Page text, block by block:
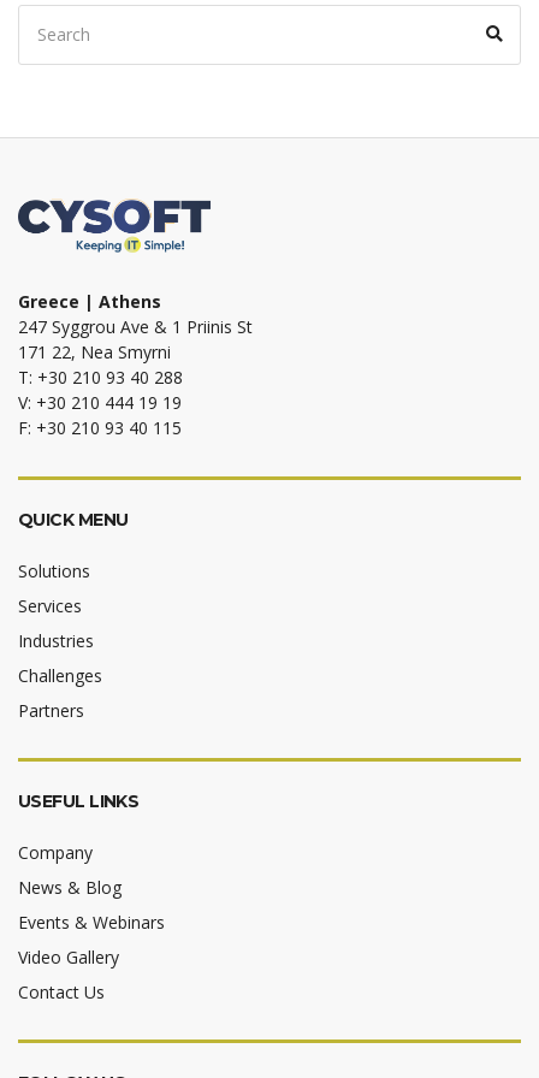
Search
for:
Greece | Athens
247 Syggrou Ave & 1 Priinis St
171 22, Nea Smyrni
T: +30 210 93 40 288
V: +30 210 444 19 19
F: +30 210 93 40 115
QUICK MENU
Solutions
Services
Industries
Challenges
Partners
USEFUL LINKS
Company
News & Blog
Events & Webinars
Video Gallery
Contact Us